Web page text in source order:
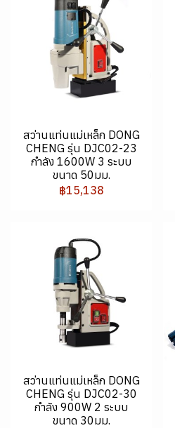
สว่านแท่นแม่เหล็ก DONG
CHENG รุ่น DJC02-23
กำลัง 1600W 3 ระบบ
ขนาด 50มม.
฿15,138
สว่านแท่นแม่เหล็ก DONG
CHENG รุ่น DJC02-30
กำลัง 900W 2 ระบบ
ขนาด 30มม.